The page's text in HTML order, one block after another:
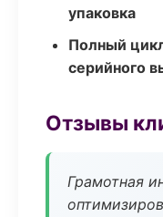
упаковка
Полный
серийного
Отзывы
Грамотная